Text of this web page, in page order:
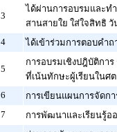
3
ได้ผ่านการอบรมและท
สานสายใย ใส่ใจสิทธิ
4
ได้เข้าร่วมการตอบคำ
5
การอบรมเชิงปฎิบัติกา
ที่เน้นทักษะผู้เรียนในศ
6
การเขียนแผนการจัดก
7
การพัฒนาและเรียนรู้อ